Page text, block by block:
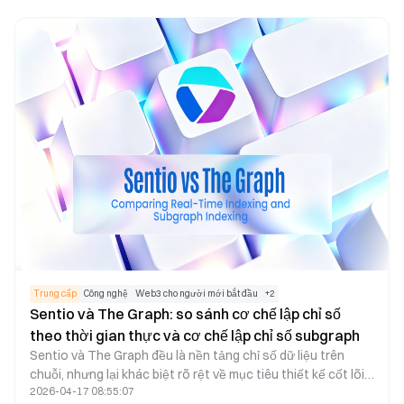
Exchange Proxy quản lý thực thi giao dịch trên chuỗi và điều
phối thanh khoản. Nhờ sự phối hợp này, kiến trúc tổng thể
cho phép kết hợp việc truyền lệnh ngoài chuỗi với thanh
toán giao dịch trên chuỗi, giúp Ví, DEX và các Ứng dụng
DeFi tiếp cận thanh khoản đa nguồn chỉ qua một giao diện
duy nhất.
Trung cấp Công nghệ Web3 cho người mới bắt đầu +2
Sentio và The Graph: so sánh cơ chế lập chỉ số
theo thời gian thực và cơ chế lập chỉ số subgraph
Sentio và The Graph đều là nền tảng chỉ số dữ liệu trên
chuỗi, nhưng lại khác biệt rõ rệt về mục tiêu thiết kế cốt lõi.
The Graph sử dụng subgraph để chỉ số dữ liệu trên chuỗi,
2026-04-17 08:55:07